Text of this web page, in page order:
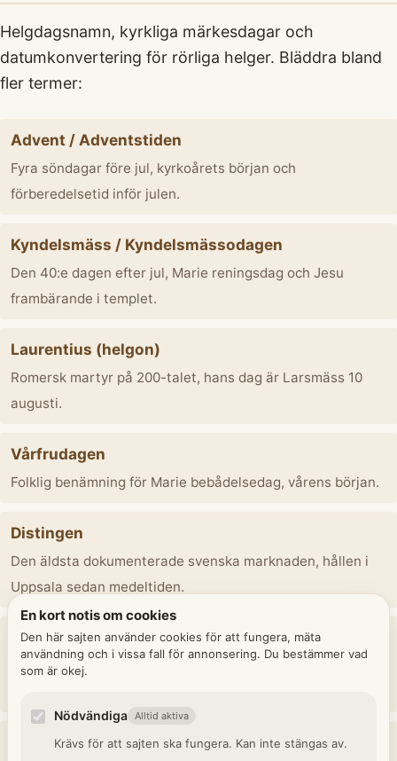
Helgdagsnamn, kyrkliga märkesdagar och
datumkonvertering för rörliga helger. Bläddra bland
fler termer:
Advent / Adventstiden
Fyra söndagar före jul, kyrkoårets början och
förberedelsetid inför julen.
Kyndelsmäss / Kyndelsmässodagen
Den 40:e dagen efter jul, Marie reningsdag och Jesu
frambärande i templet.
Laurentius (helgon)
Romersk martyr på 200-talet, hans dag är Larsmäss 10
augusti.
Vårfrudagen
Folklig benämning för Marie bebådelsedag, vårens början.
Distingen
Den äldsta dokumenterade svenska marknaden, hållen i
Uppsala sedan medeltiden.
Vårkorsmässan / Sankt Helena
Minnesdag för helgkorsets återupptäckt av kejsarinnan
Påskdagen / Påsken
En kort notis om cookies
Den här sajten använder cookies för att fungera, mäta
användning och i vissa fall för annonsering. Du bestämmer vad
som är okej.
Nödvändiga Alltid aktiva
Krävs för att sajten ska fungera. Kan inte stängas av.